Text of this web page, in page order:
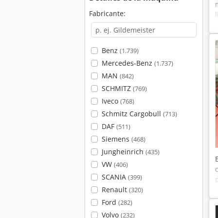
Fabricante:
Benz (1.739)
Mercedes-Benz (1.737)
MAN (842)
SCHMITZ (769)
Iveco (768)
Schmitz Cargobull (713)
DAF (511)
Siemens (468)
Jungheinrich (435)
VW (406)
SCANIA (399)
Renault (320)
Ford (282)
Volvo (232)